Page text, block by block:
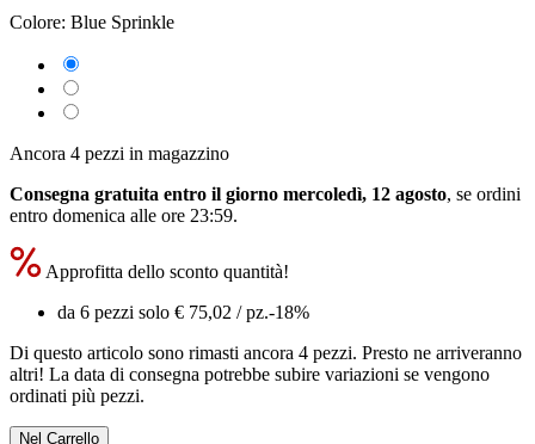
Colore: Blue Sprinkle
Ancora 4 pezzi in magazzino
Consegna gratuita entro il giorno mercoledì, 12 agosto, se ordini
entro domenica alle ore 23:59.
Approfitta dello sconto quantità!
da 6 pezzi solo € 75,02 / pz.-18%
Di questo articolo sono rimasti ancora 4 pezzi. Presto ne arriveranno
altri! La data di consegna potrebbe subire variazioni se vengono
ordinati più pezzi.
Nel Carrello